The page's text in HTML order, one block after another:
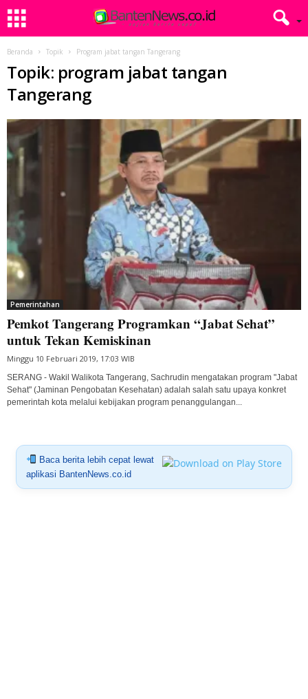
Beranda Topik Program jabat tangan Tangerang
Topik: program jabat tangan
Tangerang
Pemerintahan
Pemkot Tangerang Programkan “Jabat Sehat”
untuk Tekan Kemiskinan
Minggu 10 Februari 2019, 17:03 WIB
SERANG - Wakil Walikota Tangerang, Sachrudin mengatakan program "Jabat
Sehat" (Jaminan Pengobatan Kesehatan) adalah salah satu upaya konkret
pemerintah kota melalui kebijakan program penanggulangan...
Baca berita lebih cepat lewat
aplikasi BantenNews.co.id